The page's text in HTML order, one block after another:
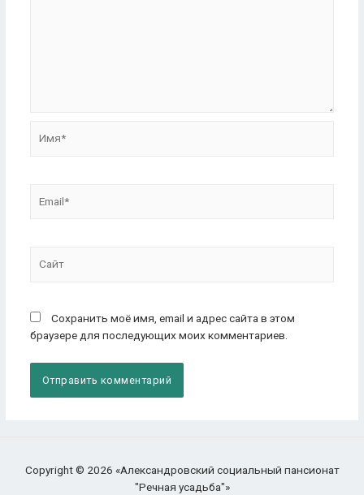
Сохранить моё имя, email и адрес сайта в этом
браузере для последующих моих комментариев.
Copyright © 2026 «Александровский социальный пансионат
"Речная усадьба"»